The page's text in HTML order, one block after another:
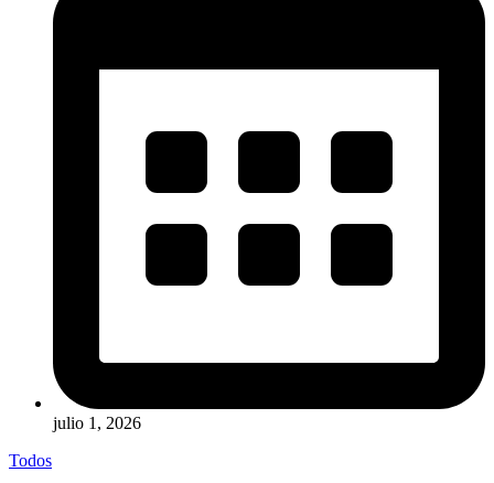
julio 1, 2026
Todos